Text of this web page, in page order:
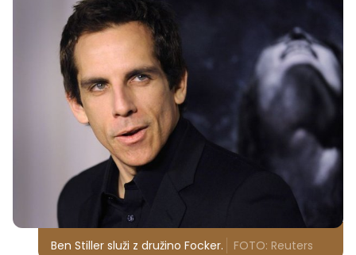
Ben Stiller služi z družino Focker. FOTO: Reuters